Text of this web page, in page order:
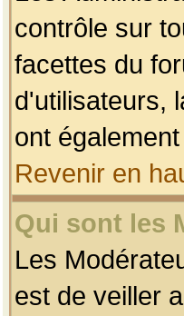
contrôle sur
facettes du
d'utilisateurs,
ont
Revenir en
Qui sont les
Les
est de veiller